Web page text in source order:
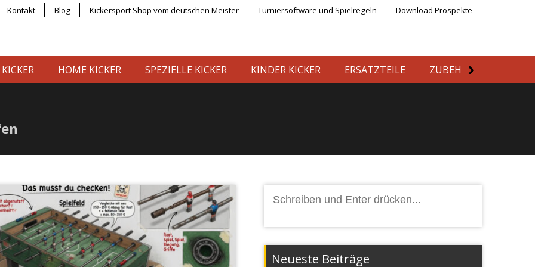
Kontakt Blog Kickersport Shop vom deutschen Meister Turniersoftware und Spielregeln Download Prospekte
HOME KICKER SPEZIELLE KICKER KINDER KICKER ERSATZTEILE ZUBEHÖR
nach:
Neueste Beiträge